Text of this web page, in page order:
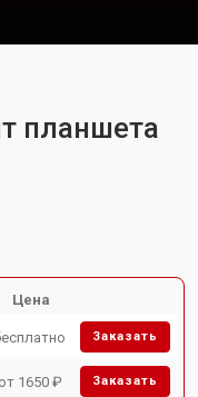
планшета
Цена
Заказать
от 1650 ₽ Заказать